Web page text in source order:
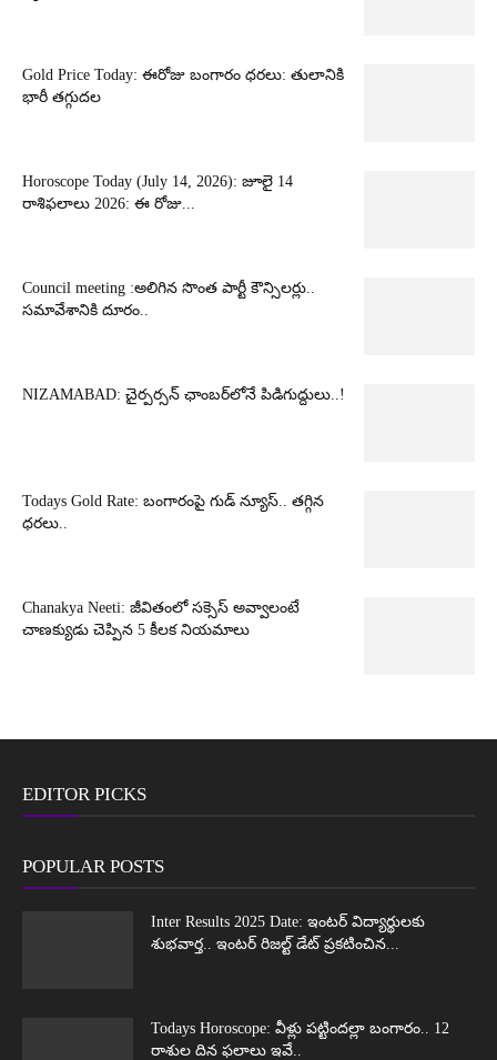
Gold Price Today: ఈరోజు బంగారం ధరలు: తులానికి
భారీ తగ్గుదల
Horoscope Today (July 14, 2026): జూలై 14
రాశిఫలాలు 2026: ఈ రోజు...
Council meeting :అలిగిన సొంత పార్టీ కౌన్సిలర్లు..
సమావేశానికి దూరం..
NIZAMABAD: చైర్పర్సన్ ఛాంబర్‌లోనే పిడిగుద్దులు..!
Todays Gold Rate: బంగారంపై గుడ్ న్యూస్.. తగ్గిన
ధరలు..
Chanakya Neeti: జీవితంలో సక్సెస్ అవ్వాలంటే
చాణక్యుడు చెప్పిన 5 కీలక నియమాలు
EDITOR PICKS
POPULAR POSTS
Inter Results 2025 Date: ఇంటర్ విద్యార్థులకు
శుభవార్త.. ఇంటర్ రిజల్ట్ డేట్ ప్రకటించిన...
Todays Horoscope: వీళ్లు పట్టిందల్లా బంగారం.. 12
రాశుల దిన ఫలాలు ఇవే..